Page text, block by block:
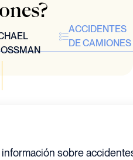
ACCIDENTES
DE CAMIONES
sobre